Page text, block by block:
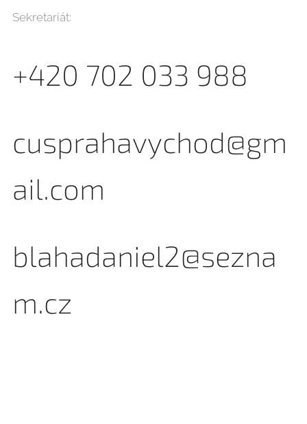
Sekretariát:
+420 702 033 988
cusprahavychod@gm
ail.com
blahadaniel2@sezna
m.cz